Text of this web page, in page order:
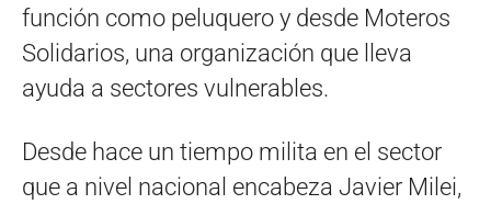
función como peluquero y desde Moteros
Solidarios, una organización que lleva
ayuda a sectores vulnerables.
Desde hace un tiempo milita en el sector
que a nivel nacional encabeza Javier Milei,